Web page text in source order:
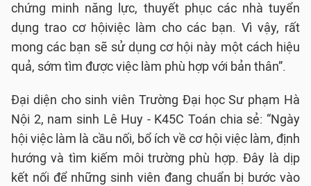
chứng minh năng lực, thuyết phục các nhà tuyển
dụng trao cơ hộiviệc làm cho các bạn. Vì vậy, rất
mong các bạn sẽ sử dụng cơ hội này một cách hiệu
quả, sớm tìm được việc làm phù hợp với bản thân”.
Đại diện cho sinh viên Trường Đại học Sư phạm Hà
Nội 2, nam sinh Lê Huy - K45C Toán chia sẻ: “Ngày
hội việc làm là cầu nối, bổ ích về cơ hội việc làm, định
hướng và tìm kiếm môi trường phù hợp. Đây là dịp
kết nối để những sinh viên đang chuẩn bị bước vào